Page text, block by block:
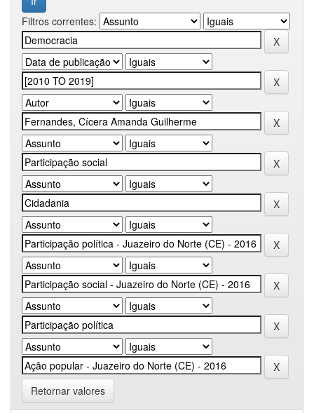
Filtros correntes:
Retornar valores